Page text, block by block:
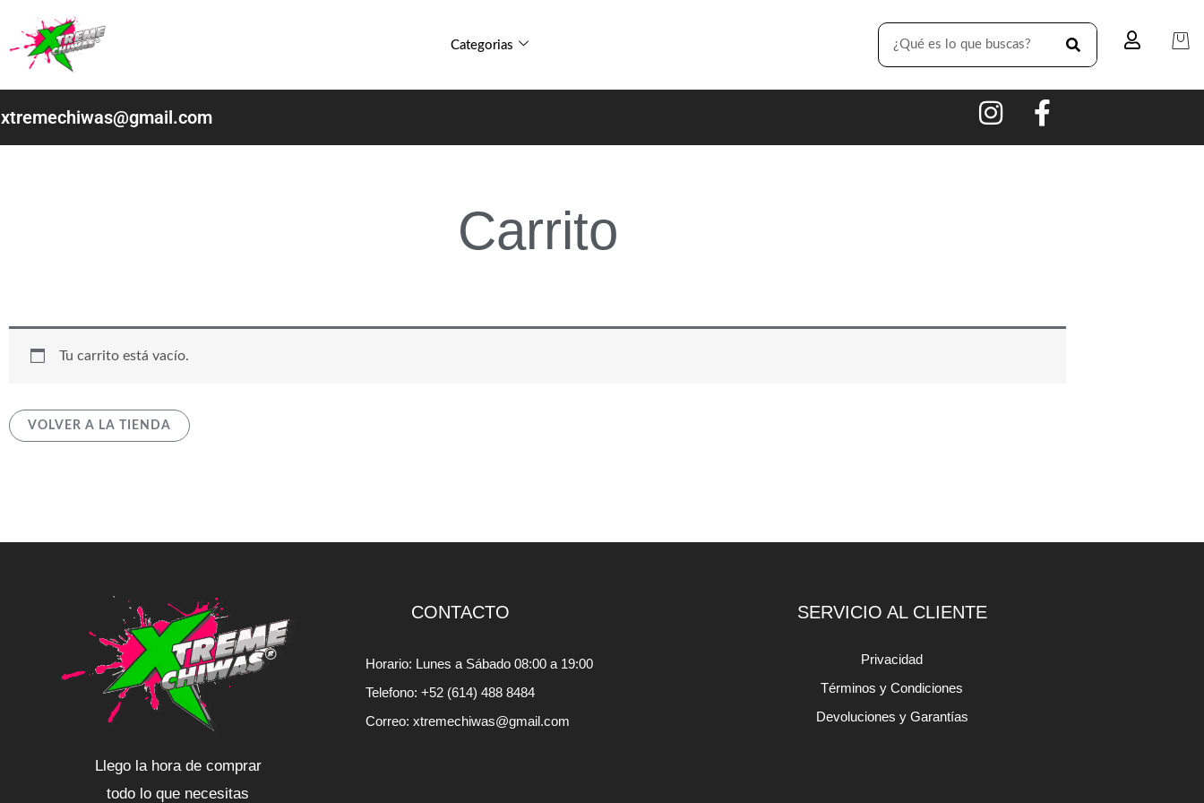
contenido
Categorias
SEARCH
xtremechiwas@gmail.com
Carrito
Tu carrito está vacío.
VOLVER A LA TIENDA
Llego la hora de comprar
todo lo que necesitas
CONTACTO
Horario: Lunes a Sábado 08:00 a 19:00
Telefono: +52 (614) 488 8484
Correo: xtremechiwas@gmail.com
SERVICIO AL CLIENTE
Privacidad
Términos y Condiciones
Devoluciones y Garantías